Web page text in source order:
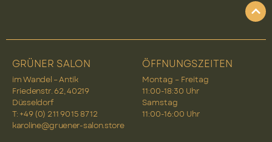
GRÜNER SALON
im Wandel – Antik
Friedenstr. 62, 40219
Düsseldorf
T: +49 (0) 2 11 90 15 87 12
karoline@gruener-salon.store
ÖFFNUNGSZEITEN
Montag – Freitag
11:00-18:30 Uhr
Samstag
11:00-16:00 Uhr